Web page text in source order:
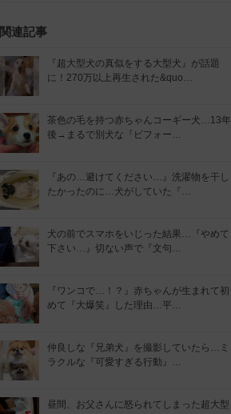
関連記事
『超大型犬の真似をする大型犬』が話題
に！270万以上再生された&quo…
茶色の毛を持つ赤ちゃんコーギー犬…13年
後→まるで別犬な『ビフォー…
『あの…避けてください…』洗濯物を干し
たかったのに…犬がしていた『…
犬の前でスマホをいじった結果…『やめて
下さい…』切ない声で『文句…
『ワンコで…！？』赤ちゃんが生まれて初
めて『大爆笑』した理由…平…
仲良しな『兄弟犬』を撮影していたら…ミ
ラクルな『可愛すぎる行動』…
昼間、お父さんに怒られてしまった超大型